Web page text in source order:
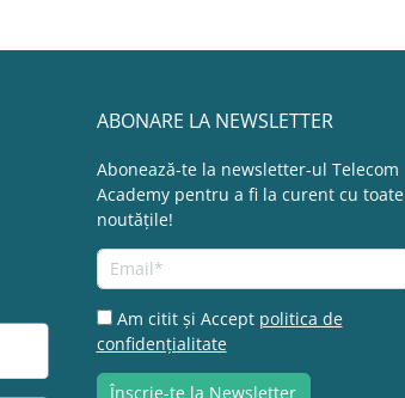
ABONARE LA NEWSLETTER
Abonează-te la newsletter-ul Telecom
Academy pentru a fi la curent cu toate
noutățile!
Am citit și Accept politica de
confidențialitate